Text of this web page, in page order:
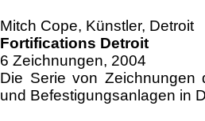
Mitch Cope, Künstler, Detroit
Fortifications Detroit
6 Zeichnungen, 2004
Die Serie von Zeichnungen
und Befestigungsanlagen in